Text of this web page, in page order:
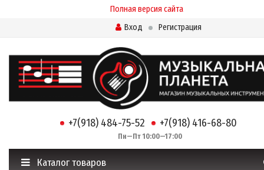
Полная версия сайта
Вход
Регистрация
+7(918) 484-75-52 +7(918) 416-68-80
Пн—Пт 10:00—17:00
Каталог товаров